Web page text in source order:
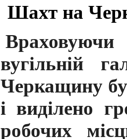
Шахт на
вугільній
Черкащину
і виділено
робочих